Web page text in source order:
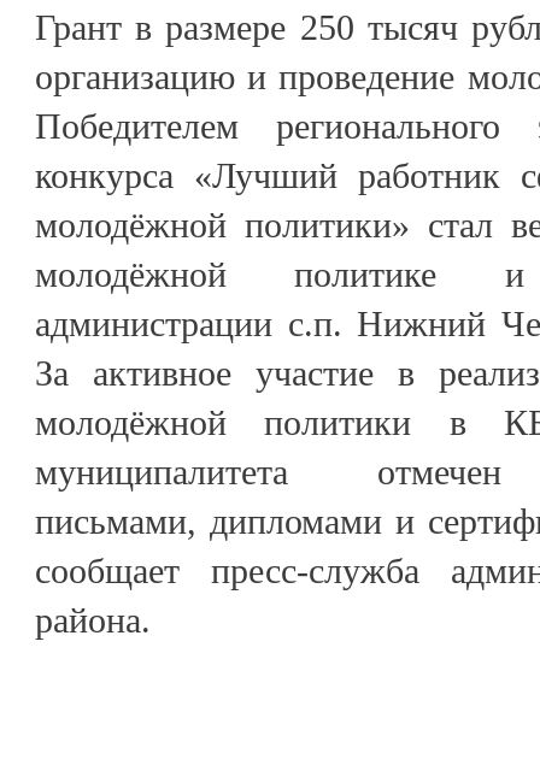
Грант в размере 250 тысяч
организацию и проведение
Победителем регионального
конкурса «Лучший работник
молодёжной политики» стал
молодёжной политике
администрации с.п. Нижний
За активное участие в
молодёжной политики в
муниципалитета отмечен
письмами, дипломами и
сообщает пресс-служба
района.